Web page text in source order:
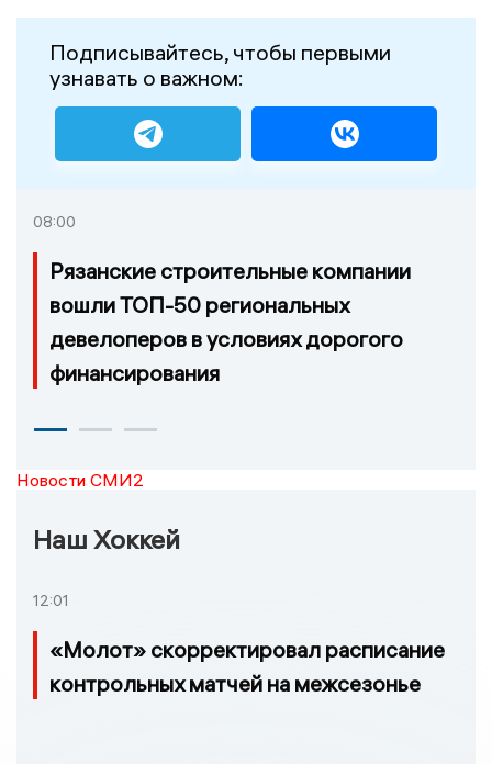
Подписывайтесь, чтобы первыми
узнавать о важном:
08:00
Рязанские строительные компании
вошли ТОП-50 региональных
девелоперов в условиях дорогого
финансирования
Новости СМИ2
Наш Хоккей
12:01
«Молот» скорректировал расписание
контрольных матчей на межсезонье